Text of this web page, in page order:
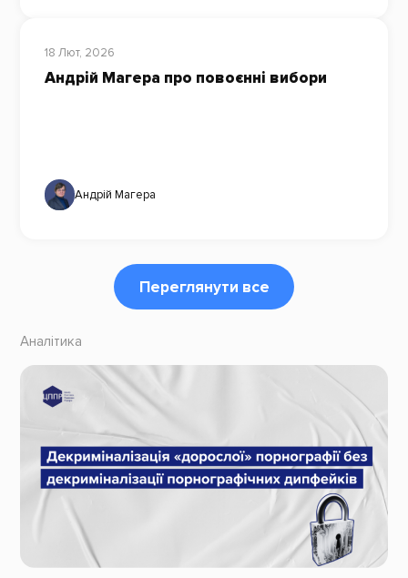
18 Лют, 2026
Андрій Магера про повоєнні вибори
Андрій Магера
Переглянути все
Аналітика